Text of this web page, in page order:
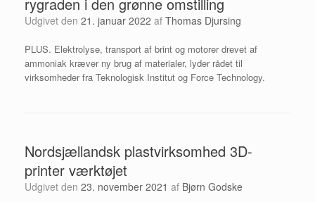
Udgivet den 21. januar 2022 af Thomas Djursing
PLUS. Elektrolyse, transport af brint og motorer drevet af
ammoniak kræver ny brug af materialer, lyder rådet til
virksomheder fra Teknologisk Institut og Force Technology.
Nordsjællandsk plastvirksomhed 3D-
printer værktøjet
Udgivet den 23. november 2021 af Bjørn Godske